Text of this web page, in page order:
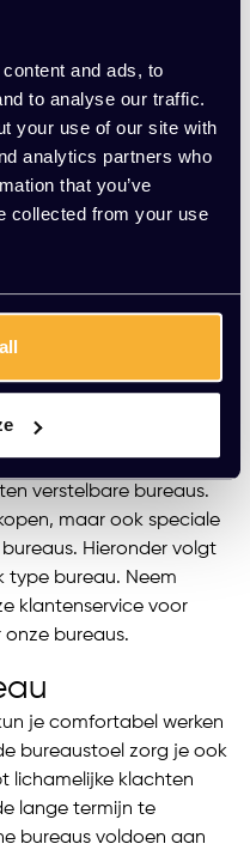
and ads, to
to analyse our traffic.
your use of our site with
analytics partners who
that you’ve
collected from your use
De hoogte van het
Een bureau dat
een hoogte van 70 tot
lichaamslengte van
een bureautafel
diep zijn, zodat je je
afstand kunt
hoofdpijn en slecht
heeft, is het het beste
verstelbare bureau
we een uitgebreid
verstelbare bureaus.
maar ook speciale
Hieronder volgt
type bureau. Neem
klantenservice voor
bureaus.
je comfortabel werken
bureaustoel zorg je ook
lichamelijke klachten
lange termijn te
bureaus voldoen aan